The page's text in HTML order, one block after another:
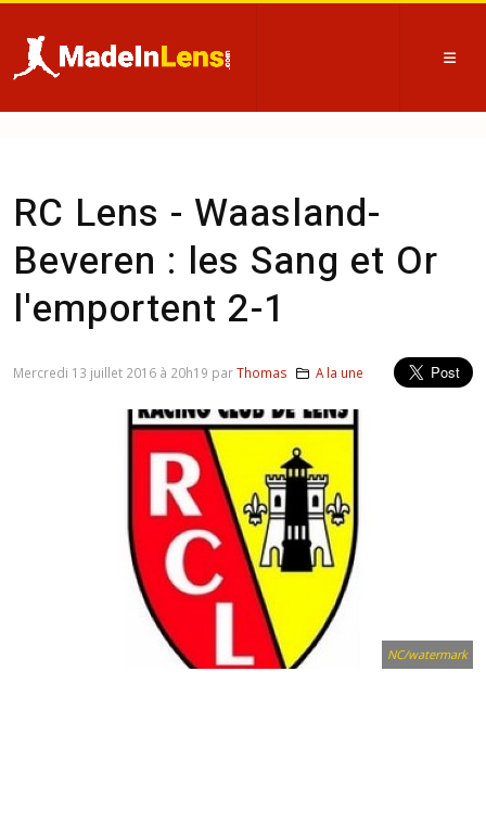
RC Lens - Waasland-
Beveren : les Sang et Or
l'emportent 2-1
NC/watermark
Mercredi 13 juillet 2016 à 20h19 parThomas A la une